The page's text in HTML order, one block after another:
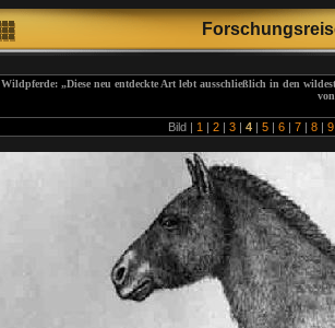
Wildpferde: „Diese neu entdeckte Art lebt ausschließlich in den
Bild | 1 | 2 | 3 | 4 | 5 | 6 | 7 | 8 |